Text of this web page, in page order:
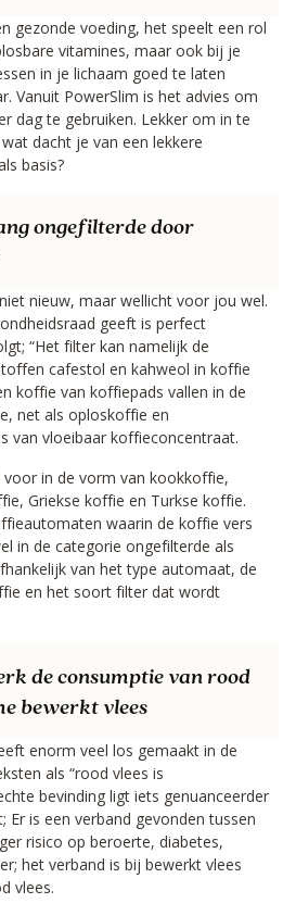
gezonde voeding, het speelt een rol
vitamines, maar ook bij je
in je lichaam goed te laten
Vanuit PowerSlim is het advies om
dag te gebruiken. Lekker om in te
dacht je van een lekkere
basis?
ongefilterde door
nieuw, maar wellicht voor jou wel.
geeft is perfect
“Het filter kan namelijk de
cafestol en kahweol in koffie
koffie van koffiepads vallen in de
net als oploskoffie en
van vloeibaar koffieconcentraat.
in de vorm van kookkoffie,
Griekse koffie en Turkse koffie.
waarin de koffie vers
in de categorie ongefilterde als
van het type automaat, de
en het soort filter dat wordt
de consumptie van rood
bewerkt vlees
enorm veel los gemaakt in de
als “rood vlees is
bevinding ligt iets genuanceerder
Er is een verband gevonden tussen
risico op beroerte, diabetes,
het verband is bij bewerkt vlees
vlees.